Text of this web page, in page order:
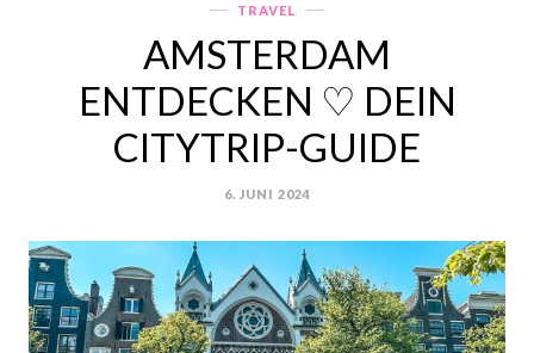
Categories
TRAVEL
AMSTERDAM
ENTDECKEN ♡ DEIN
CITYTRIP-GUIDE
POSTED
6. JUNI 2024